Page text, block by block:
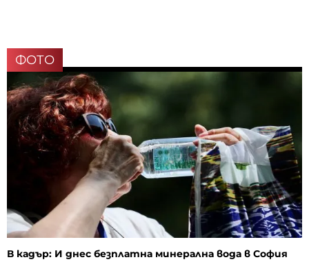
ФОТО
В кадър: И днес безплатна минерална вода в София